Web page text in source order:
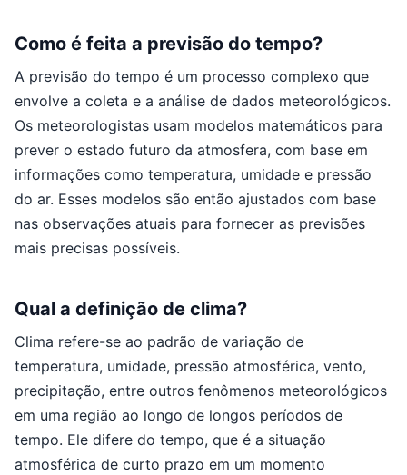
Como é feita a previsão do tempo?
A previsão do tempo é um processo complexo que
envolve a coleta e a análise de dados meteorológicos.
Os meteorologistas usam modelos matemáticos para
prever o estado futuro da atmosfera, com base em
informações como temperatura, umidade e pressão
do ar. Esses modelos são então ajustados com base
nas observações atuais para fornecer as previsões
mais precisas possíveis.
Qual a definição de clima?
Clima refere-se ao padrão de variação de
temperatura, umidade, pressão atmosférica, vento,
precipitação, entre outros fenômenos meteorológicos
em uma região ao longo de longos períodos de
tempo. Ele difere do tempo, que é a situação
atmosférica de curto prazo em um momento